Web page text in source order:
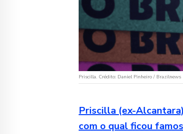
Priscilla. Crédito: Daniel Pinheiro / Brazilnews
Priscilla (ex-
com o qual ficou